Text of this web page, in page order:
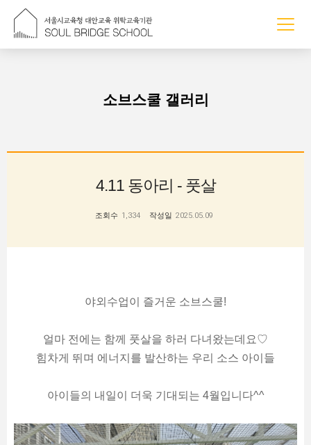
소브스쿨 갤러리
4.11 동아리 - 풋살
조회수
조회수 1,334 작성일 2025.05.09
야외수업이 즐거운 소브스쿨!
얼마 전에는 함께 풋살을 하러 다녀왔는데요♡
힘차게 뛰며 에너지를 발산하는 우리 소스 아이들
아이들의 내일이 더욱 기대되는 4월입니다^^